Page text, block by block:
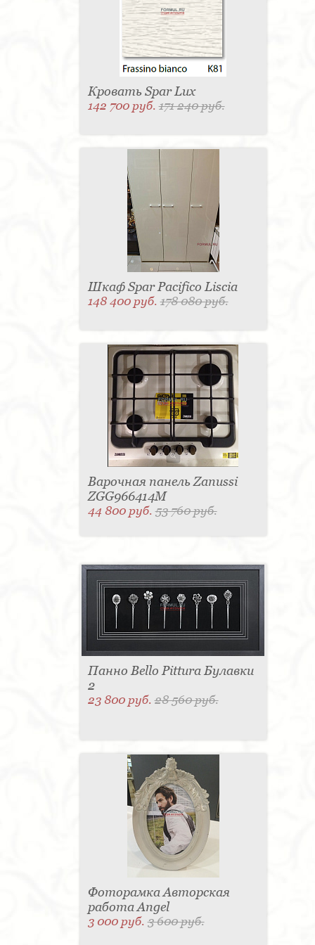
Панель настенная для TV - 4
Кассетница - 3 Держатель для
туалетной бумаги - 3Поднос - 3
Пантограф - 3Мыльница - 3Раковина - 3
Кухня - 2Стиральная машина - 2
Туалетный столик - 2Тумба - 2
Карниз для штор - 2
Газетница - 2
Крючок - 2Полотенцесушитель - 2
Розетка - 2Игрушка - 1Игрушка - 1
ресепшен - 1
Морозильная камера - 1
Выдвижная система - 1
Игрушка - 1 Игрушка - 1
Держатель для одежды - 1
Бутылочница - 1
Ширма - 1
Микроволновая печь - 1 Кондиционер - 1
Душевая кабина - 1
Буфет - 1
Игрушка - 1
Игрушка - 1
Игрушка - 1
Игрушка - 1
Подогреватель посуды - 1
Игрушка - 1
Кровать Spar Lux
142 700 руб.171 240 руб.
Шкаф Spar Pacifico Liscia
148 400 руб.178 080 руб.
Варочная панель Zanussi
ZGG966414M
44 800 руб.53 760 руб.
Панно Bello Pittura Булавки
2
23 800 руб.28 560 руб.
Фоторамка Авторская
работа Angel
3 000 руб.3 600 руб.